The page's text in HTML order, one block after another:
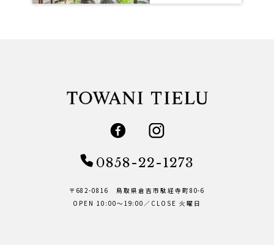
0858-22-1273
〒682-0816 鳥取県倉吉市駄経寺町80-6
OPEN 10:00～19:00／CLOSE 火曜日